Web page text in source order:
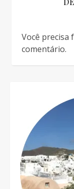
Você precisa
comentário.